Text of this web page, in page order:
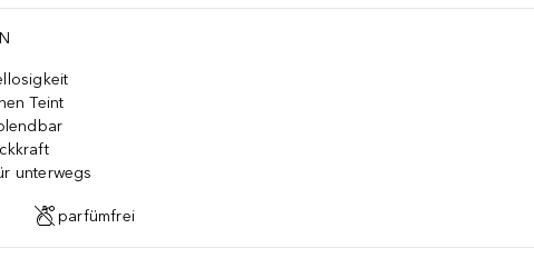
Teint
unterwegs
parfümfrei